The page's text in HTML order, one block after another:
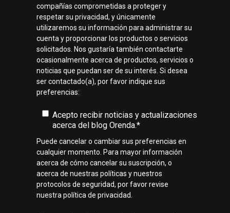
compañías comprometidas a proteger y
respetar su privacidad, y únicamente
utilizaremos su información para administrar su
cuenta y proporcionar los productos o servicios
solicitados. Nos gustaría también contactarte
ocasionalmente acerca de productos, servicios o
noticias que puedan ser de su interés. Si desea
ser contactado(a), por favor indique sus
preferencias:
Acepto recibir noticias y actualizaciones
acerca del blog Orenda.*
Puede cancelar o cambiar sus preferencias en
cualquier momento. Para mayor información
acerca de cómo cancelar su suscripción, o
acerca de nuestras políticas y nuestros
protocolos de seguridad, por favor revise
nuestra política de privacidad.